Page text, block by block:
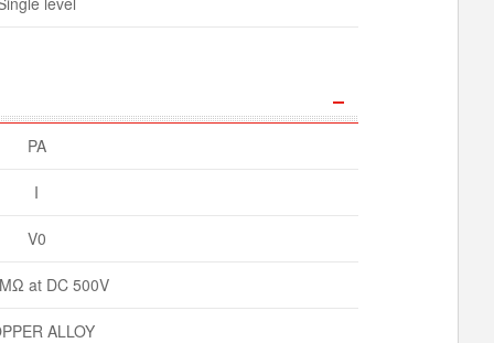
PA
I
V0
at DC 500V
ALLOY